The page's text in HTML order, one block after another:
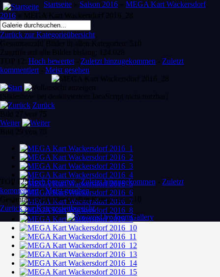
Startseite » Saison 2016 » MEGA Kart Wackersdorf
2016 » MEGA Kart Wackersdorf 2016_28
Zurück zur Kategorieübersicht
Gesamtanzahl Bilder in allen Kategorien: 510
Zugriffe auf alle Bilder bislang: 124.028
TOP 12: Hoch bewertet - Zuletzt hinzugekommen - Zuletzt
kommentiert - Meist gesehen
[Slideshow bei deaktiviertem JacaScript nicht nutzbar]
Zurück
Bild 27 von 75
Weiter
Bild 29 von 75
TOP 12:Hoch bewertet-Zuletzt hinzugekommen - Zuletzt
kommentiert-Meist gesehen
Gesamtanzahl Bilder in allen Kategorien: 510
Zurück zur Kategorieübersicht